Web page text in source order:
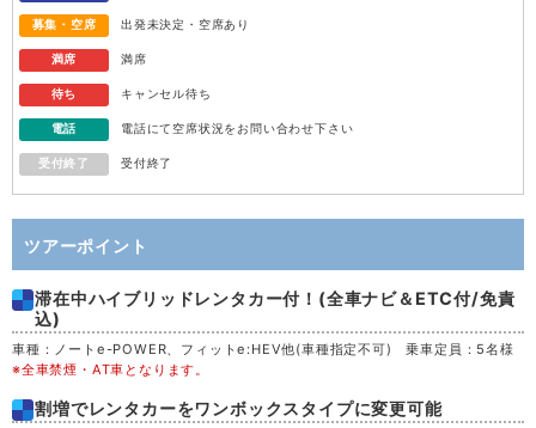
金 14
日 16
月 17
火 18
水 19
募集・空席 出発未決定・空席あり
満席 満席
待ち キャンセル待ち
電話 電話にて空席状況をお問い合わせ下さい
受付終了 受付終了
ツアーポイント
滞在中ハイブリッドレンタカー付！(全車ナビ＆ETC付/免責
込)
車種：ノートe-POWER、フィットe:HEV他(車種指定不可) 乗車定員：5名様
※全車禁煙・AT車となります。
割増でレンタカーをワンボックスタイプに変更可能